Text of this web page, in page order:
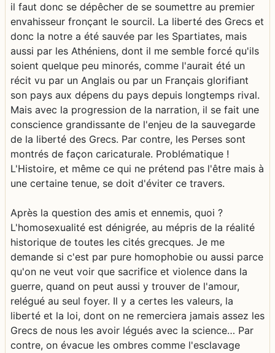
il faut donc se dépêcher de se soumettre au premier
envahisseur fronçant le sourcil. La liberté des Grecs et
donc la notre a été sauvée par les Spartiates, mais
aussi par les Athéniens, dont il me semble forcé qu'ils
soient quelque peu minorés, comme l'aurait été un
récit vu par un Anglais ou par un Français glorifiant
son pays aux dépens du pays depuis longtemps rival.
Mais avec la progression de la narration, il se fait une
conscience grandissante de l'enjeu de la sauvegarde
de la liberté des Grecs. Par contre, les Perses sont
montrés de façon caricaturale. Problématique !
L'Histoire, et même ce qui ne prétend pas l'être mais à
une certaine tenue, se doit d'éviter ce travers.
Après la question des amis et ennemis, quoi ?
L'homosexualité est dénigrée, au mépris de la réalité
historique de toutes les cités grecques. Je me
demande si c'est par pure homophobie ou aussi parce
qu'on ne veut voir que sacrifice et violence dans la
guerre, quand on peut aussi y trouver de l'amour,
relégué au seul foyer. Il y a certes les valeurs, la
liberté et la loi, dont on ne remerciera jamais assez les
Grecs de nous les avoir légués avec la science… Par
contre, on évacue les ombres comme l'esclavage